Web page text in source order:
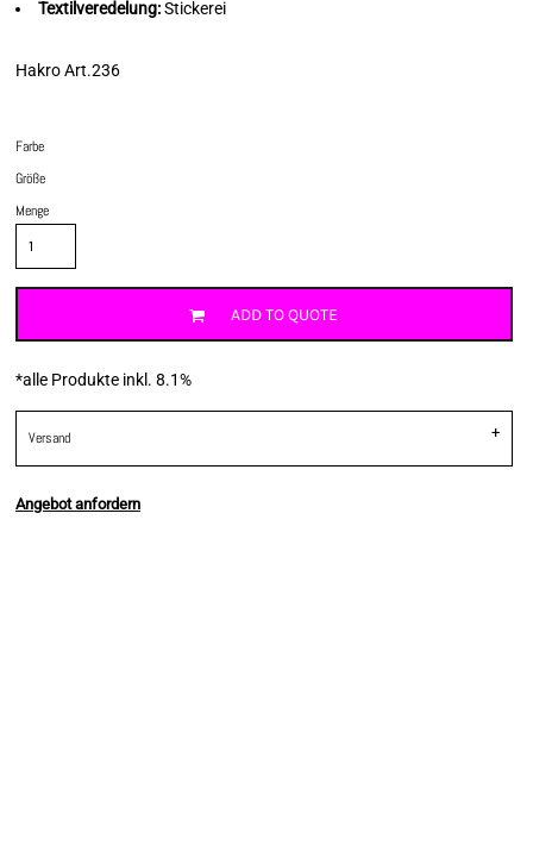
Textilveredelung:Stickerei
Hakro Art.236
Farbe
Größe
Menge
ADD TO QUOTE
*alle Produkte inkl. 8.1%
Versand
Angebot anfordern